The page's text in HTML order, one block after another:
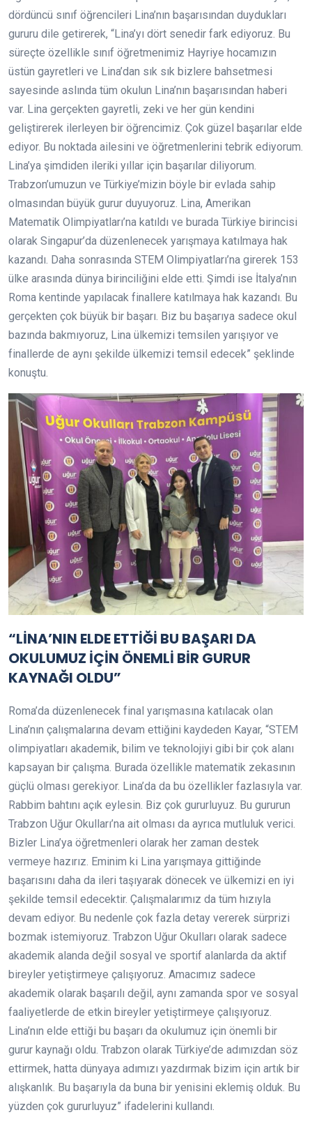
dördüncü sınıf öğrencileri Lina’nın başarısından duydukları
gururu dile getirerek, “Lina’yı dört senedir fark ediyoruz. Bu
süreçte özellikle sınıf öğretmenimiz Hayriye hocamızın
üstün gayretleri ve Lina’dan sık sık bizlere bahsetmesi
sayesinde aslında tüm okulun Lina’nın başarısından haberi
var. Lina gerçekten gayretli, zeki ve her gün kendini
geliştirerek ilerleyen bir öğrencimiz. Çok güzel başarılar elde
ediyor. Bu noktada ailesini ve öğretmenlerini tebrik ediyorum.
Lina’ya şimdiden ileriki yıllar için başarılar diliyorum.
Trabzon’umuzun ve Türkiye’mizin böyle bir evlada sahip
olmasından büyük gurur duyuyoruz. Lina, Amerikan
Matematik Olimpiyatları’na katıldı ve burada Türkiye birincisi
olarak Singapur’da düzenlenecek yarışmaya katılmaya hak
kazandı. Daha sonrasında STEM Olimpiyatları’na girerek 153
ülke arasında dünya birinciliğini elde etti. Şimdi ise İtalya’nın
Roma kentinde yapılacak finallere katılmaya hak kazandı. Bu
gerçekten çok büyük bir başarı. Biz bu başarıya sadece okul
bazında bakmıyoruz, Lina ülkemizi temsilen yarışıyor ve
finallerde de aynı şekilde ülkemizi temsil edecek” şeklinde
konuştu.
“LİNA’NIN ELDE ETTİĞİ BU BAŞARI DA
OKULUMUZ İÇİN ÖNEMLİ BİR GURUR
KAYNAĞI OLDU”
Roma’da düzenlenecek final yarışmasına katılacak olan
Lina’nın çalışmalarına devam ettiğini kaydeden Kayar, “STEM
olimpiyatları akademik, bilim ve teknolojiyi gibi bir çok alanı
kapsayan bir çalışma. Burada özellikle matematik zekasının
güçlü olması gerekiyor. Lina’da da bu özellikler fazlasıyla var.
Rabbim bahtını açık eylesin. Biz çok gururluyuz. Bu gururun
Trabzon Uğur Okulları’na ait olması da ayrıca mutluluk verici.
Bizler Lina’ya öğretmenleri olarak her zaman destek
vermeye hazırız. Eminim ki Lina yarışmaya gittiğinde
başarısını daha da ileri taşıyarak dönecek ve ülkemizi en iyi
şekilde temsil edecektir. Çalışmalarımız da tüm hızıyla
devam ediyor. Bu nedenle çok fazla detay vererek sürprizi
bozmak istemiyoruz. Trabzon Uğur Okulları olarak sadece
akademik alanda değil sosyal ve sportif alanlarda da aktif
bireyler yetiştirmeye çalışıyoruz. Amacımız sadece
akademik olarak başarılı değil, aynı zamanda spor ve sosyal
faaliyetlerde de etkin bireyler yetiştirmeye çalışıyoruz.
Lina’nın elde ettiği bu başarı da okulumuz için önemli bir
gurur kaynağı oldu. Trabzon olarak Türkiye’de adımızdan söz
ettirmek, hatta dünyaya adımızı yazdırmak bizim için artık bir
alışkanlık. Bu başarıyla da buna bir yenisini eklemiş olduk. Bu
yüzden çok gururluyuz” ifadelerini kullandı.